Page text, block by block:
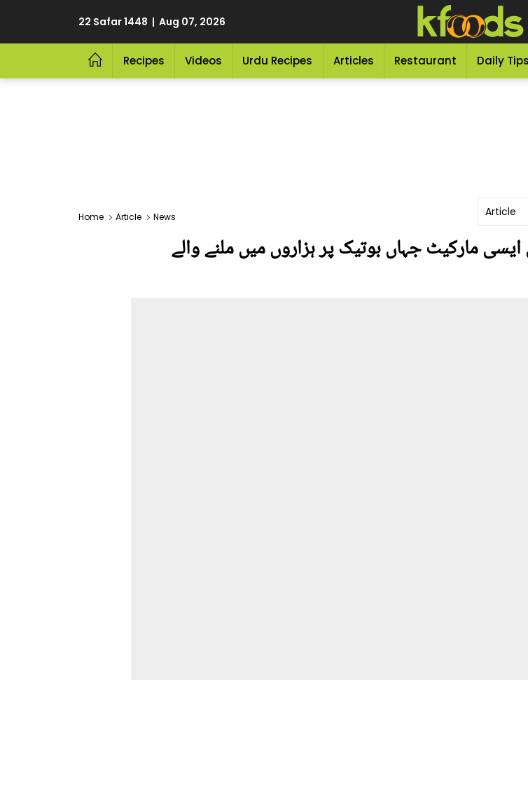
22 Safar 1448 | Aug 07, 2026
Recipes Videos Urdu Recipes Articles Restaurant Daily Tips
Home Article News
ایسی مارکیٹ جہاں بوتیک پر ہزاروں میں ملنے والے